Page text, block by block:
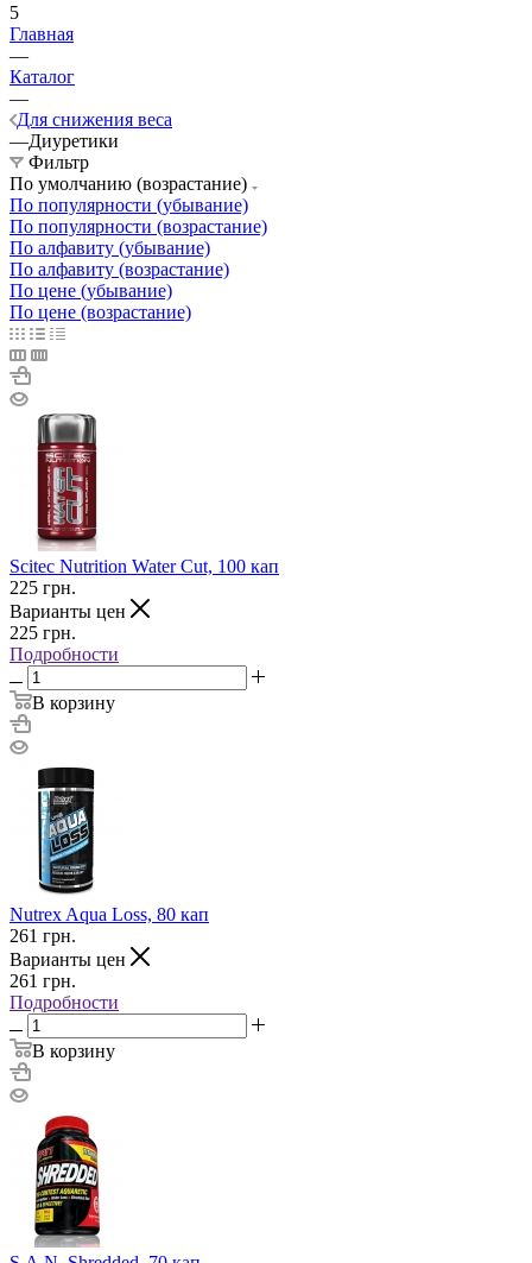
5
Главная
—
Каталог
—
Для снижения веса
—Диуретики
Фильтр
По умолчанию (возрастание)
По популярности (убывание)
По популярности (возрастание)
По алфавиту (убывание)
По алфавиту (возрастание)
По цене (убывание)
По цене (возрастание)
Scitec Nutrition Water Cut, 100 кап
225 грн.
Варианты цен
225 грн.
Подробности
В корзину
Nutrex Aqua Loss, 80 кап
261 грн.
Варианты цен
261 грн.
Подробности
В корзину